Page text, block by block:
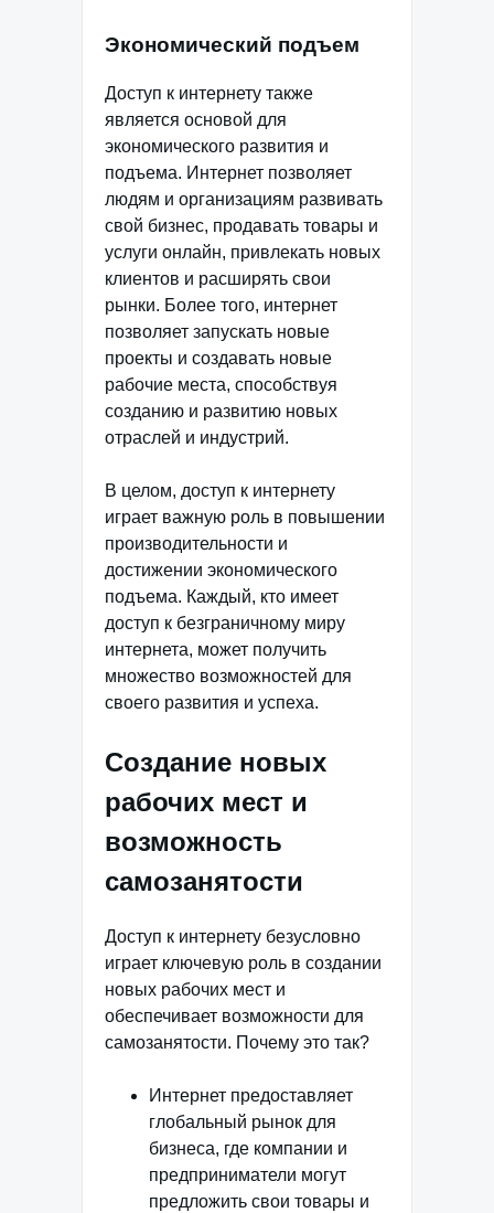
Экономический подъем
Доступ к интернету также
является основой для
экономического развития и
подъема. Интернет позволяет
людям и организациям развивать
свой бизнес, продавать товары и
услуги онлайн, привлекать новых
клиентов и расширять свои
рынки. Более того, интернет
позволяет запускать новые
проекты и создавать новые
рабочие места, способствуя
созданию и развитию новых
отраслей и индустрий.
В целом, доступ к интернету
играет важную роль в повышении
производительности и
достижении экономического
подъема. Каждый, кто имеет
доступ к безграничному миру
интернета, может получить
множество возможностей для
своего развития и успеха.
Создание новых
рабочих мест и
возможность
самозанятости
Доступ к интернету безусловно
играет ключевую роль в создании
новых рабочих мест и
обеспечивает возможности для
самозанятости. Почему это так?
Интернет предоставляет
глобальный рынок для
бизнеса, где компании и
предприниматели могут
предложить свои товары и